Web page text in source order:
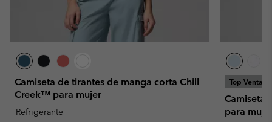
Camiseta de tirantes de manga corta Chill
Creek™ para mujer
Refrigerante
Top Ventas
Camiseta
para